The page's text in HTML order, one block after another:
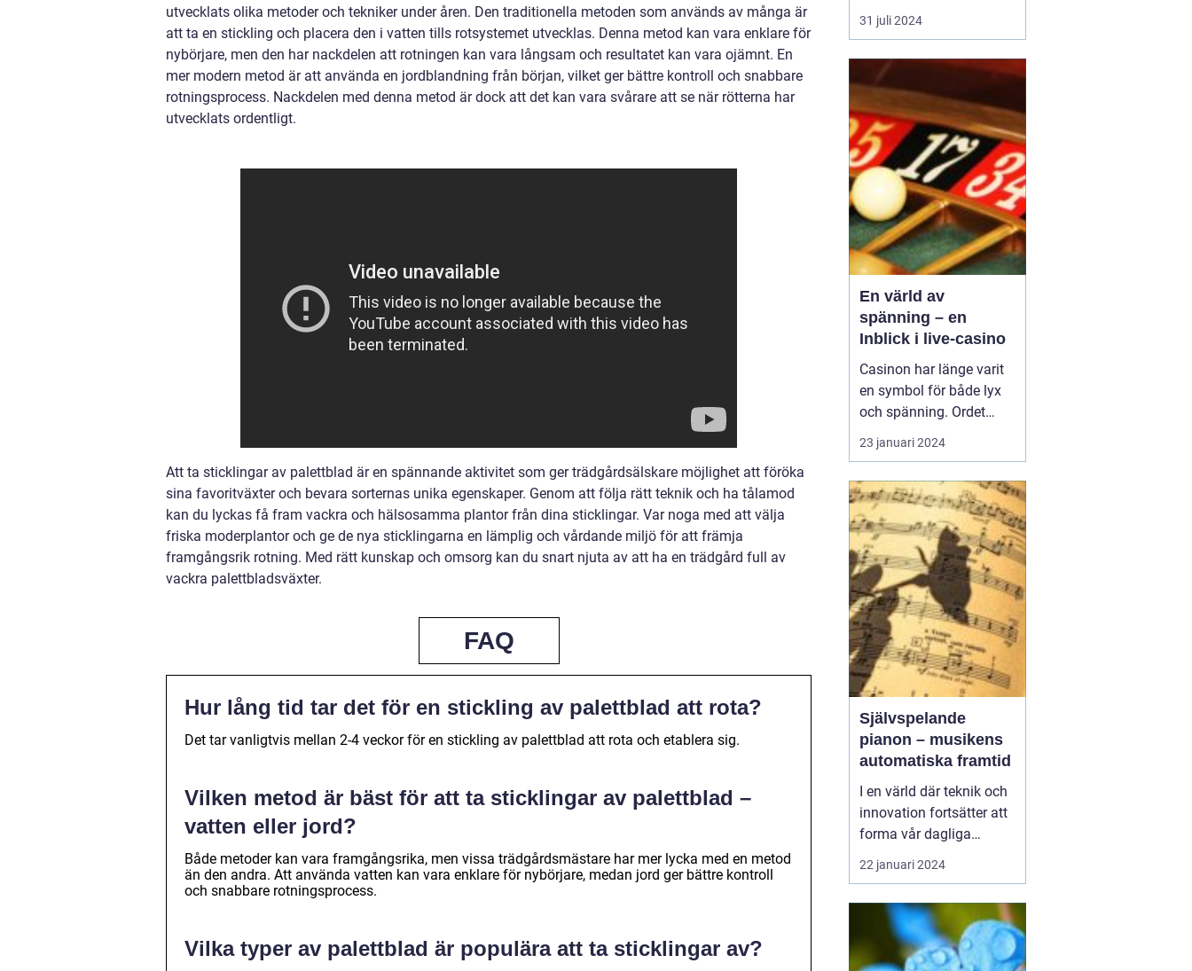
utvecklats olika metoder och tekniker under åren. Den traditionella metoden som används av många är
att ta en stickling och placera den i vatten tills rotsystemet utvecklas. Denna metod kan vara enklare för
nybörjare, men den har nackdelen att rotningen kan vara långsam och resultatet kan vara ojämnt. En
mer modern metod är att använda en jordblandning från början, vilket ger bättre kontroll och snabbare
rotningsprocess. Nackdelen med denna metod är dock att det kan vara svårare att se när rötterna har
utvecklats ordentligt.
Att ta sticklingar av palettblad är en spännande aktivitet som ger trädgårdsälskare möjlighet att föröka
sina favoritväxter och bevara sorternas unika egenskaper. Genom att följa rätt teknik och ha tålamod
kan du lyckas få fram vackra och hälsosamma plantor från dina sticklingar. Var noga med att välja
friska moderplantor och ge de nya sticklingarna en lämplig och vårdande miljö för att främja
framgångsrik rotning. Med rätt kunskap och omsorg kan du snart njuta av att ha en trädgård full av
vackra palettbladsväxter.
FAQ
Hur lång tid tar det för en stickling av palettblad att rota?
Det tar vanligtvis mellan 2-4 veckor för en stickling av palettblad att rota och etablera sig.
Vilken metod är bäst för att ta sticklingar av palettblad –
vatten eller jord?
Både metoder kan vara framgångsrika, men vissa trädgårdsmästare har mer lycka med en metod
än den andra. Att använda vatten kan vara enklare för nybörjare, medan jord ger bättre kontroll
och snabbare rotningsprocess.
Vilka typer av palettblad är populära att ta sticklingar av?
mest beundrade och
respekterade
Dess eleganta form och
kraftfulla klangfärg ger
den en unik plats i
musiker och lyssnares
hj&...
31 juli 2024
En värld av
spänning – en
Inblick i live-casino
Casinon har länge varit
en symbol för både lyx
och spänning. Ordet
"casino" framkallar bilder
av glittrande ljus, suset
och ljudet av
spelautomater som
betalar ut. Ända sedan
de första spelhusen
&ou...
23 januari 2024
Självspelande
pianon – musikens
automatiska framtid
I en värld där teknik och
innovation fortsätter att
forma vår dagliga
tillvaro, har även
musikvärlden övergått
intressant fenomen som
alltmer blir populärt är
det självspela...
22 januari 2024